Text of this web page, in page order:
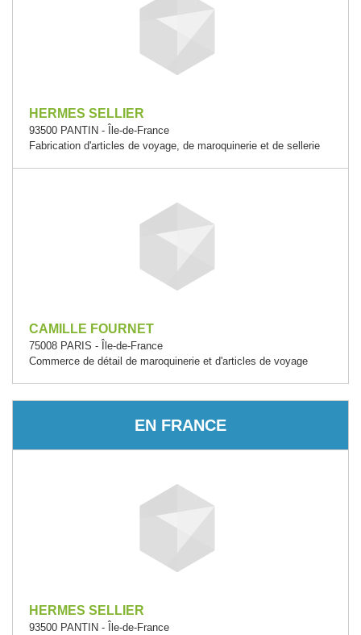
HERMES SELLIER
93500 PANTIN - Île-de-France
Fabrication d'articles de voyage, de maroquinerie et de sellerie
CAMILLE FOURNET
75008 PARIS - Île-de-France
Commerce de détail de maroquinerie et d'articles de voyage
EN FRANCE
HERMES SELLIER
93500 PANTIN - Île-de-France